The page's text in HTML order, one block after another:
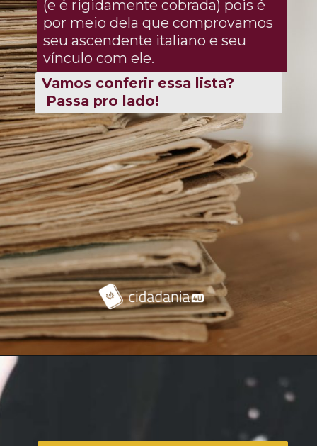
(e é rigidamente cobrada) pois é
por meio dela que comprovamos
seu ascendente italiano e seu
vínculo com ele.
Vamos conferir essa lista?
Passa pro lado!